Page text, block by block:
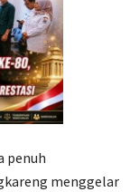
penuh
menggelar